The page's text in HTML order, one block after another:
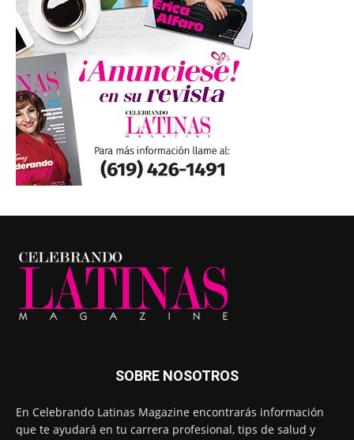
SOBRE NOSOTROS
En Celebrando Latinas Magazine encontrarás información
que te ayudará en tu carrera profesional, tips de salud y